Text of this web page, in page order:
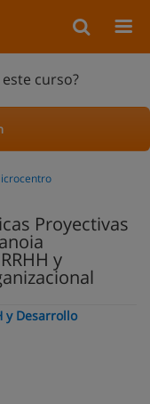
curso?
Proyectivas
y
y Desarrollo